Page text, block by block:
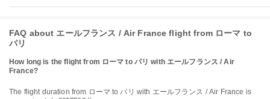
FAQ about エールフランス / Air France flight from ローマ to
パリ
How long is the flight from ローマ to パリ with エールフランス / Air
France?
The flight duration from ローマ to パリ with エールフランス / Air France is